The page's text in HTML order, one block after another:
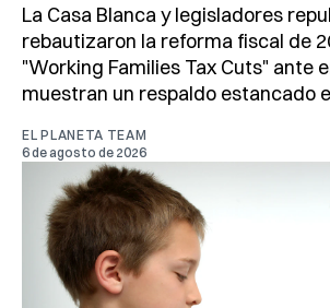
La Casa Blanca y legisladores
rebautizaron la reforma fiscal de
"Working Families Tax Cuts" ante
muestran un respaldo estancado
EL PLANETA TEAM
6 de agosto de 2026